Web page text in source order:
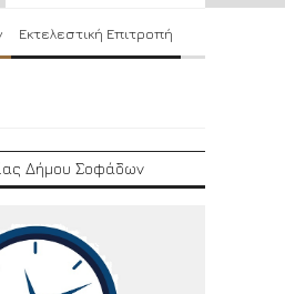
Εκτελεστική Επιτροπή
Δήμου Σοφάδων